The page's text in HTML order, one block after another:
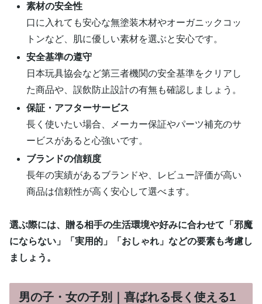
素材の安全性
口に入れても安心な無塗装木材やオーガニックコッ
トンなど、肌に優しい素材を選ぶと安心です。
安全基準の遵守
日本玩具協会など第三者機関の安全基準をクリアし
た商品や、誤飲防止設計の有無も確認しましょう。
保証・アフターサービス
長く使いたい場合、メーカー保証やパーツ補充のサ
ービスがあると心強いです。
ブランドの信頼度
長年の実績があるブランドや、レビュー評価が高い
商品は信頼性が高く安心して選べます。
選ぶ際には、贈る相手の生活環境や好みに合わせて「邪魔
にならない」「実用的」「おしゃれ」などの要素も考慮し
ましょう。
男の子・女の子別｜喜ばれる長く使える1